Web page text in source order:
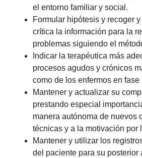
el entorno familiar y social.
Formular hipótesis y recoger
crítica la información para la
problemas siguiendo el
Indicar la terapéutica más
procesos agudos y crónicos
como de los enfermos en fase
Mantener y actualizar su
prestando especial
manera autónoma de nuevos
técnicas y a la motivación por
Mantener y utilizar los
del paciente para su posterior